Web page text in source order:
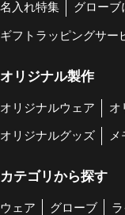
名入れ特集 グローブ
ギフトラッピングサー
オリジナル製作
オリジナルウェア オ
オリジナルグッズ
カテゴリから探す
ウェア グローブ